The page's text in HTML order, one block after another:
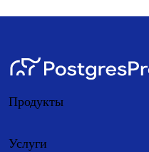
Продукты
Услуги